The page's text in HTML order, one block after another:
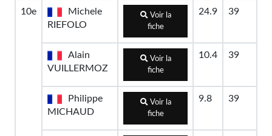
10e
Michele
RIEFOLO
Voir la
fiche
24.9 39
Alain
VUILLERMOZ
Voir la
fiche
10.4 39
Philippe
MICHAUD
Voir la
fiche
9.8 39